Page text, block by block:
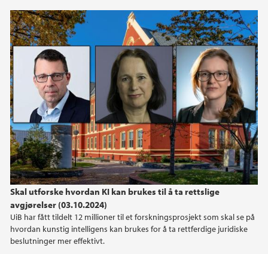
Skal utforske hvordan KI kan brukes til å ta rettslige
avgjørelser (03.10.2024)
UiB har fått tildelt 12 millioner til et forskningsprosjekt som skal se på
hvordan kunstig intelligens kan brukes for å ta rettferdige juridiske
beslutninger mer effektivt.